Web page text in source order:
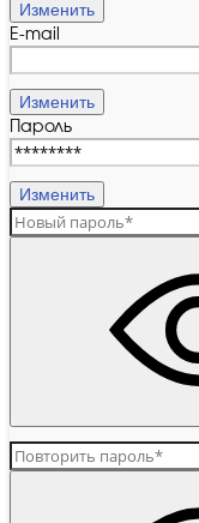
Изменить
E-mail
Изменить
Пароль
Изменить